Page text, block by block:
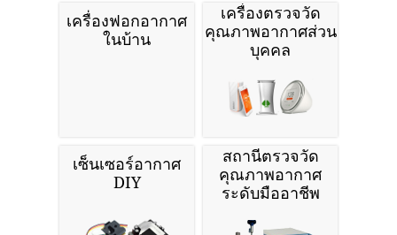
เครื่องฟอกอากาศ
ในบ้าน
เครื่องตรวจวัด
คุณภาพอากาศส่วน
บุคคล
เซ็นเซอร์อากาศ
DIY
สถานีตรวจวัด
คุณภาพอากาศ
ระดับมืออาชีพ